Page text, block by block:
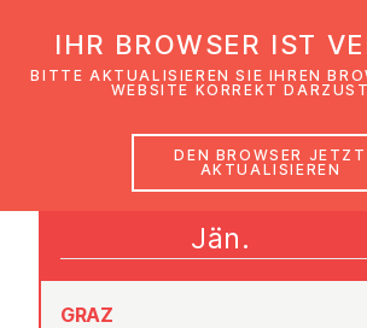
GRAZ
05
Jän.
IHR BROWSER IST
BITTE AKTUALISIEREN SIE IHREN
WEBSITE KORREKT
DEN BROWSER JETZT
AKTUALISIEREN